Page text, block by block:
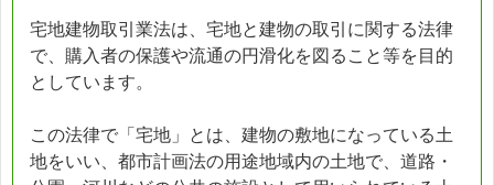
宅地建物取引業法は、宅地と建物の取引に関する法律
で、購入者の保護や流通の円滑化を図ること等を目的
としています。
この法律で「宅地」とは、建物の敷地になっている土
地をいい、都市計画法の用途地域内の土地で、道路・